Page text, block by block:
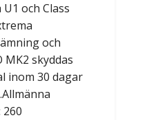
och Class
och
skyddas
inom 30 dagar